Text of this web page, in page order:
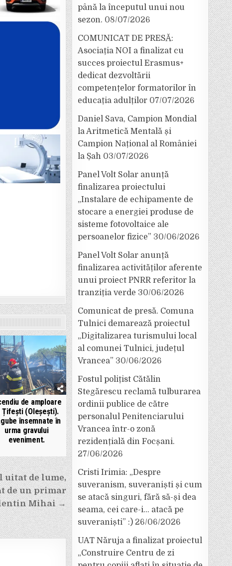
de amploare
Țifești (Oleșești).
însemnate în
urma gravului
eveniment.
uitat de lume,
de un primar
Mihai →
până la începutul unui nou
sezon. 08/07/2026
COMUNICAT DE PRESĂ:
Asociația NOI a finalizat cu
succes proiectul Erasmus+
dedicat dezvoltării
competențelor formatorilor în
educația adulților 07/07/2026
Daniel Sava, Campion Mondial
la Aritmetică Mentală și
Campion Național al României
la Șah 03/07/2026
Panel Volt Solar anunță
finalizarea proiectului
„Instalare de echipamente de
stocare a energiei produse de
sisteme fotovoltaice ale
persoanelor fizice” 30/06/2026
Panel Volt Solar anunță
finalizarea activităților aferente
unui proiect PNRR referitor la
tranziția verde 30/06/2026
Comunicat de presă. Comuna
Tulnici demarează proiectul
„Digitalizarea turismului local
al comunei Tulnici, județul
Vrancea” 30/06/2026
Fostul polițist Cătălin
Stegărescu reclamă tulburarea
ordinii publice de către
personalul Penitenciarului
Vrancea într-o zonă
rezidențială din Focșani.
27/06/2026
Cristi Irimia: „Despre
suveranism, suveraniști și cum
se atacă singuri, fără să-și dea
seama, cei care-i… atacă pe
suveraniști” :) 26/06/2026
UAT Năruja a finalizat proiectul
„Construire Centru de zi